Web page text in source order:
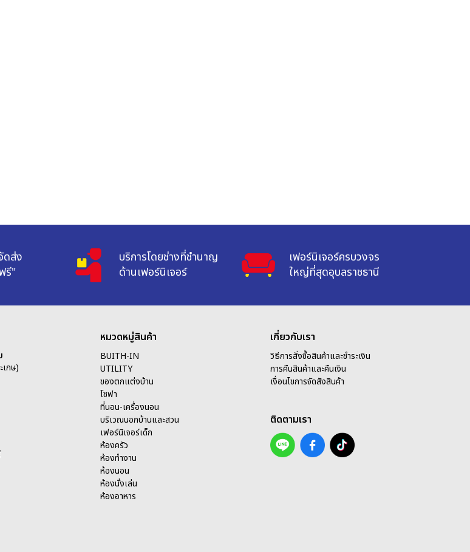
ดส่ง
รี"
บริการโดยช่างที่ชำนาญ
ด้านเฟอร์นิเจอร์
เฟอร์นิเจอร์ครบวงจร
ใหญ่ที่สุดอุบลราชธานี
เกษ)
หมวดหมู่สินค้า
BUITH-IN
UTILITY
ของตกแต่งบ้าน
โซฟา
ที่นอน-เครื่องนอน
บริเวณนอกบ้านและสวน
เฟอร์นิเจอร์เด็ก
ห้องครัว
ห้องทำงาน
ห้องนอน
ห้องนั่งเล่น
ห้องอาหาร
เกี่ยวกับเรา
วิธีการสั่งซื้อสินค้าและชำระเงิน
การคืนสินค้าและคืนเงิน
เงื่อนไขการจัดสังสินค้า
ติดตามเรา